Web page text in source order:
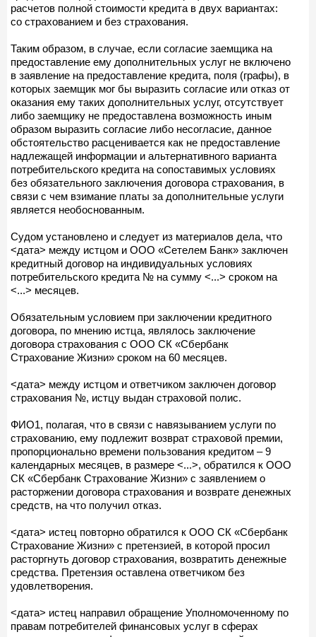
расчетов полной стоимости кредита в двух вариантах:
со страхованием и без страхования.
Таким образом, в случае, если согласие заемщика на
предоставление ему дополнительных услуг не включено
в заявление на предоставление кредита, поля (графы), в
которых заемщик мог бы выразить согласие или отказ от
оказания ему таких дополнительных услуг, отсутствует
либо заемщику не предоставлена возможность иным
образом выразить согласие либо несогласие, данное
обстоятельство расценивается как не предоставление
надлежащей информации и альтернативного варианта
потребительского кредита на сопоставимых условиях
без обязательного заключения договора страхования, в
связи с чем взимание платы за дополнительные услуги
является необоснованным.
Судом установлено и следует из материалов дела, что
<дата> между истцом и ООО «Сетелем Банк» заключен
кредитный договор на индивидуальных условиях
потребительского кредита № на сумму <...> сроком на
<...> месяцев.
Обязательным условием при заключении кредитного
договора, по мнению истца, являлось заключение
договора страхования с ООО СК «Сбербанк
Страхование Жизни» сроком на 60 месяцев.
<дата> между истцом и ответчиком заключен договор
страхования №, истцу выдан страховой полис.
ФИО1, полагая, что в связи с навязыванием услуги по
страхованию, ему подлежит возврат страховой премии,
пропорционально времени пользования кредитом – 9
календарных месяцев, в размере <...>, обратился к ООО
СК «Сбербанк Страхование Жизни» с заявлением о
расторжении договора страхования и возврате денежных
средств, на что получил отказ.
<дата> истец повторно обратился к ООО СК «Сбербанк
Страхование Жизни» с претензией, в которой просил
расторгнуть договор страхования, возвратить денежные
средства. Претензия оставлена ответчиком без
удовлетворения.
<дата> истец направил обращение Уполномоченному по
правам потребителей финансовых услуг в сферах